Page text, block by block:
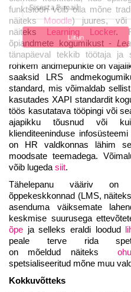
funktsioon võib olla mõne
näiteks Moodle) juures, või
näiteks Learning Locker.
õpiandmete kogumikust -
tänapäeval tekkib töötaja ja
rohkem andmepunkte on
saaksid LRS
standard, mis võimaldab
kasutades XAPI standardit
töös kasutatava tööpingi või
ajapikku tõusnud või
klienditeeninduse
on HR valdkonnas lähim
moodsate teemadega.
võib lugeda siit.
Tähelepanu vääriv
õppekeskkonnad (LMS, näiteks
asenduma väiksemate
keskmise suurusega
õpe ja selleks eraldi loodud
peale terve rida
on mõeldud näiteks
spetsialiseeritud mõne muu
Kokkuvõtteks
Liitun